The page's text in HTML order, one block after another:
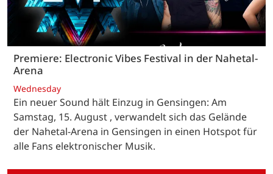
Premiere: Electronic Vibes Festival in der Nahetal-
Arena
Wednesday
Ein neuer Sound hält Einzug in Gensingen: Am
Samstag, 15. August , verwandelt sich das Gelände
der Nahetal-Arena in Gensingen in einen Hotspot für
alle Fans elektronischer Musik.